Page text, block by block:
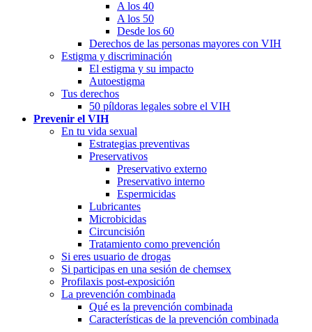
A los 40
A los 50
Desde los 60
Derechos de las personas mayores con VIH
Estigma y discriminación
El estigma y su impacto
Autoestigma
Tus derechos
50 píldoras legales sobre el VIH
Prevenir el VIH
En tu vida sexual
Estrategias preventivas
Preservativos
Preservativo externo
Preservativo interno
Espermicidas
Lubricantes
Microbicidas
Circuncisión
Tratamiento como prevención
Si eres usuario de drogas
Si participas en una sesión de chemsex
Profilaxis post-exposición
La prevención combinada
Qué es la prevención combinada
Características de la prevención combinada